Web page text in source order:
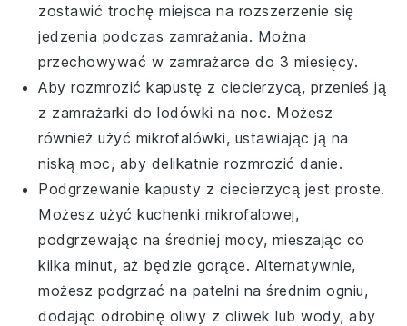
zostawić trochę miejsca na rozszerzenie się
jedzenia podczas zamrażania. Można
przechowywać w zamrażarce do 3 miesięcy.
Aby rozmrozićkapustę z ciecierzycą, przenieś ją
z zamrażarki do lodówki na noc. Możesz
również użyć mikrofalówki, ustawiając ją na
niską moc, aby delikatnie rozmrozić danie.
Podgrzewanie kapusty z ciecierzycą jest proste.
Możesz użyć kuchenki mikrofalowej,
podgrzewając na średniej mocy, mieszając co
kilka minut, aż będzie gorące. Alternatywnie,
możesz podgrzać na patelni na średnim ogniu,
dodając odrobinę oliwy z oliwek lub wody, aby